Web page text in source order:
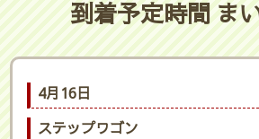
到着予定時間 ま
4月16日
ステップワゴン